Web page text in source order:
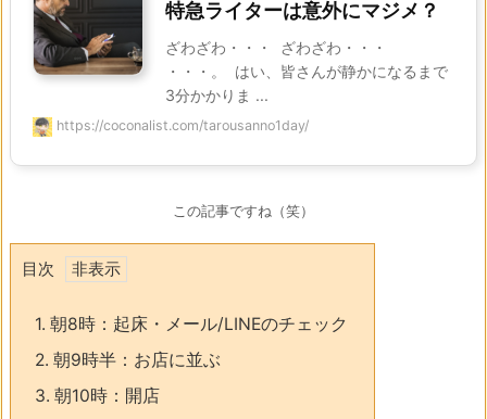
特急ライターは意外にマジメ？
ざわざわ・・・ ざわざわ・・・
・・・。 はい、皆さんが静かになるまで
3分かかりま ...
https://coconalist.com/tarousanno1day/
この記事ですね（笑）
目次
1. 朝8時：起床・メール/LINEのチェック
2. 朝9時半：お店に並ぶ
3. 朝10時：開店